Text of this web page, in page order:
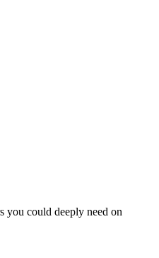
you could deeply need on